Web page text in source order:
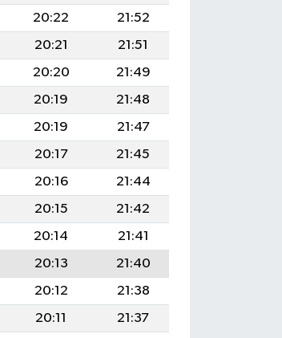
20:22
21:52
20:21
21:51
20:20
21:49
20:19
21:48
20:19
21:47
20:17
21:45
20:16
21:44
20:15
21:42
20:14
21:41
20:13
21:40
20:12
21:38
20:11
21:37